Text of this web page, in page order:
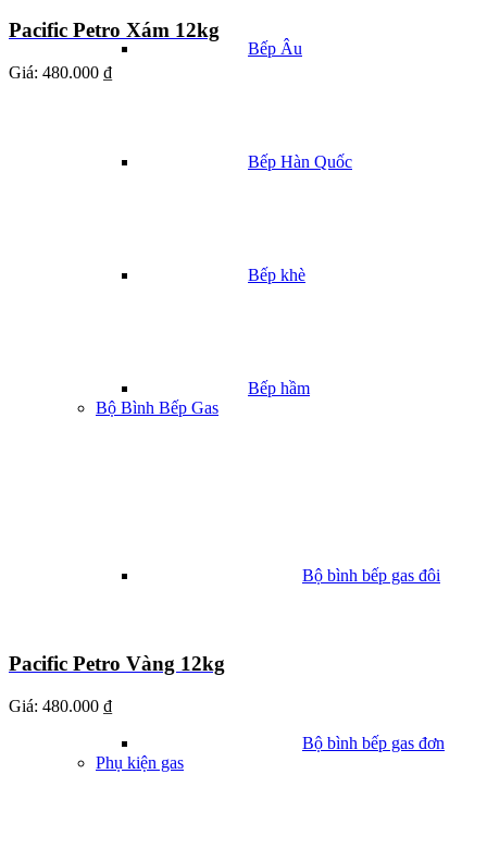
Bếp Âu
Bếp Hàn Quốc
Bếp khè
Bếp hầm
Bộ Bình Bếp Gas
Bộ bình bếp gas đôi
Bộ bình bếp gas đơn
Phụ kiện gas
Pacific Petro Xám 12kg
Giá: 480.000 ₫
Pacific Petro Vàng 12kg
Giá: 480.000 ₫